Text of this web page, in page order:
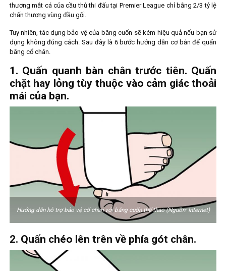
thương mắt cá của cầu thủ thi đấu tại Premier League chỉ bằng 2/3 tỷ lệ
chấn thương vùng đầu gối.
Tuy nhiên, tác dụng bảo vệ của băng cuốn sẽ kém hiệu quả nếu bạn sử
dụng không đúng cách. Sau đây là 6 bước hướng dẫn cơ bản để quấn
băng cổ chân.
1. Quấn quanh bàn chân trước tiên. Quấn
chặt hay lỏng tùy thuộc vào cảm giác thoải
mái của bạn.
Hướng dẫn hỗ trợ bảo vệ cổ chân với băng cuốn thể thao (Nguồn: Internet)
2. Quấn chéo lên trên về phía gót chân.